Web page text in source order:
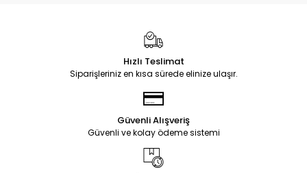
Hızlı Teslimat
Siparişleriniz en kısa sürede elinize ulaşır.
Güvenli Alışveriş
Güvenli ve kolay ödeme sistemi